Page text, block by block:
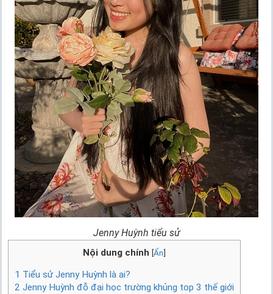
Jenny Huỳnh tiểu sử
Nội dung chính [Ẩn]
1 Tiểu sử Jenny Huỳnh là ai?
2 Jenny Huỳnh đỗ đại học trường khủng top 3 thế giới